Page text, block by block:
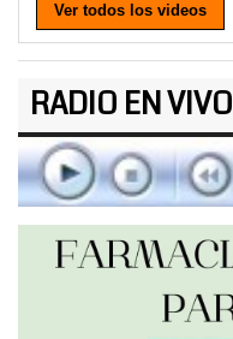
Ver todos los videos
RADIO EN VIVO